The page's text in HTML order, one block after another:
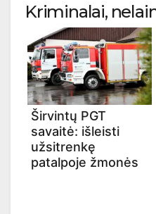
Kriminalai,
Širvintų PGT
savaitė: išleisti
užsitrenkę
patalpoje žmonės